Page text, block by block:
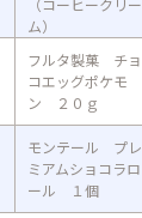
（コーヒークリー
ム）
フルタ製菓 チョ
コエッグポケモ
ン ２０ｇ
モンテール プレ
ミアムショコラロ
ール １個